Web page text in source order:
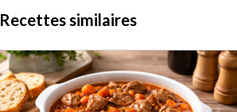
Recettes similaires